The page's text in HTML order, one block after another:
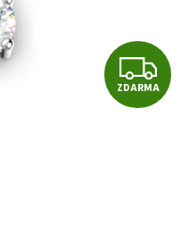
Z
D
ZDARMA